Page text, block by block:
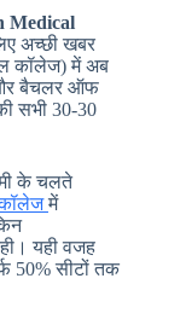
Medical
अच्छी खबर
कॉलेज) में अब
बैचलर ऑफ
सभी 30-30
के चलते
में
यही वजह
50% सीटों तक